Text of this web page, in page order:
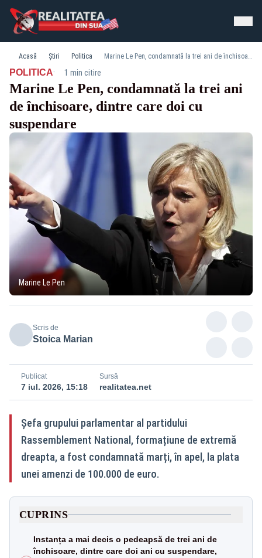
Acasă Știri Politica Marine Le Pen, condamnată la trei ani de închisoare, dintre care doi cu suspendare
POLITICA· 1 min citire
Marine Le Pen, condamnată la trei ani
de închisoare, dintre care doi cu
suspendare
Marine Le Pen
Scris de
Stoica Marian
Publicat
7 iul. 2026, 15:18
Sursă
realitatea.net
Șefa grupului parlamentar al partidului
Rassemblement National, formațiune de extremă
dreapta, a fost condamnată marți, în apel, la plata
unei amenzi de 100.000 de euro.
CUPRINS
Instanța a mai decis o pedeapsă de trei ani de
închisoare, dintre care doi ani cu suspendare,